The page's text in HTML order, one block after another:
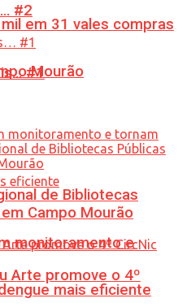
em 31 vales compras
Mourão
monitoramento e
mais eficiente
#2
#1
de Bibliotecas
Campo Mourão
Arte promove o 4º